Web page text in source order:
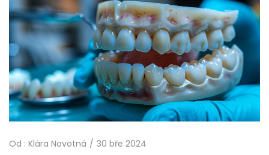
Od : Klára Novotná 30 bře 2024